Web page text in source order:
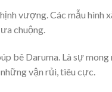
vượng. Các mẫu
chuộng.
bê Daruma. Là sự
vận rủi, tiêu cực.